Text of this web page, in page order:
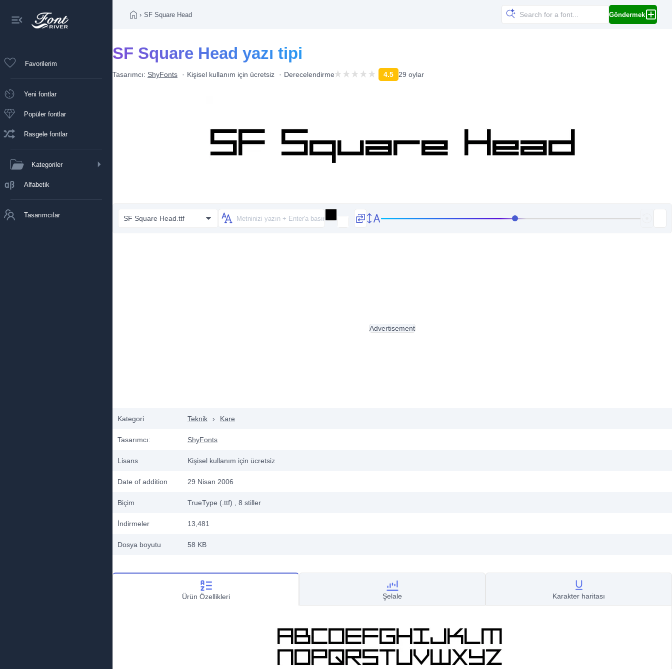
Favorilerim
Yeni fontlar
Popüler fontlar
Rasgele fontlar
Kategoriler
Alfabetik
Tasarımcılar
› SF Square Head Göndermek
SF Square Head yazı tipi
Tasarımcı: ShyFonts Kişisel kullanım için ücretsiz Derecelendirme 4.5 29 oylar
SF Square Head.ttf
Kategori Teknik › Kare
Tasarımcı: ShyFonts
Lisans Kişisel kullanım için ücretsiz
Date of addition 29 Nisan 2006
Biçim TrueType (.ttf) , 8 stiller
İndirmeler 13,481
Dosya boyutu 58 KB
Advertisement
Ürün Özellikleri Şelale Karakter haritası